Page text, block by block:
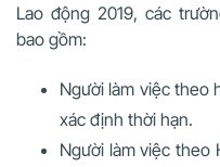
Lao động 2019, các
bao gồm:
Người làm việc theo
xác định thời hạn.
Người làm việc